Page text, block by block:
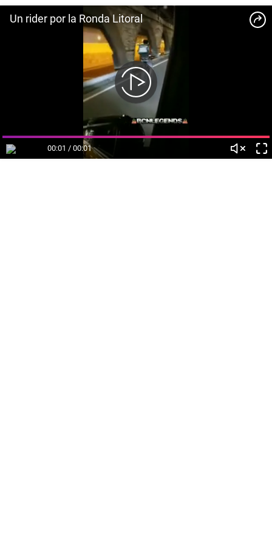
Un rider por la Ronda Litoral
00:01 / 00:01